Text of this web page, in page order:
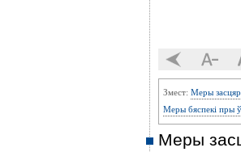
Змест: Меры
Меры бяспекі пры
Меры